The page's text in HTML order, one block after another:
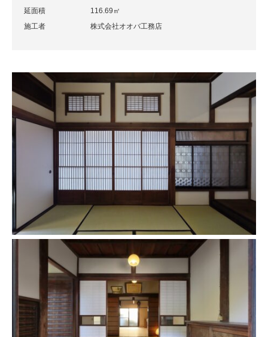
延面積
116.69㎡
施工者
株式会社オオバ工務店